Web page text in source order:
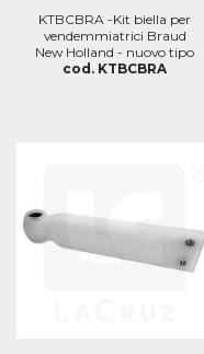
KTBCBRA -Kit biella per
vendemmiatrici Braud
New Holland - nuovo tipo
cod. KTBCBRA